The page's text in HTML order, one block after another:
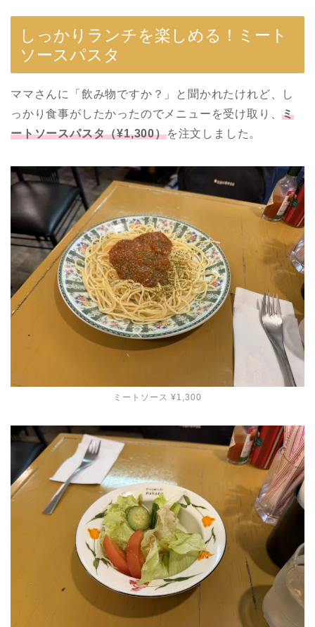
しっかりランチを楽しめる！ミート
ソースパスタ
ママさんに「飲み物ですか？」と聞かれたけれど、し
っかり食事がしたかったのでメニューを受け取り、ミ
ートソースパスタ（¥1,300）を注文しました。
ミートソース ¥1,300